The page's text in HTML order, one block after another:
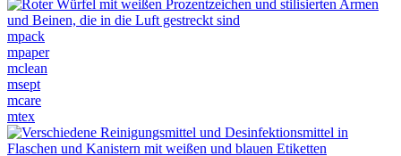
mpack
mpaper
mclean
msept
mcare
mtex